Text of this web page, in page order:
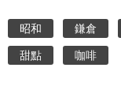
昭和 鎌倉
甜點 咖啡